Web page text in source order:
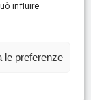
influire
le preferenze